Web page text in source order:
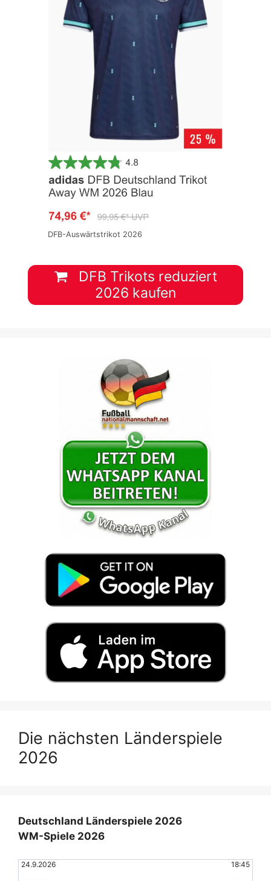
DFB-Auswärtstrikot 2026
DFB Trikots reduziert
2026 kaufen
Die nächsten Länderspiele
2026
Deutschland Länderspiele 2026
WM-Spiele 2026
24.9.2026 18:45